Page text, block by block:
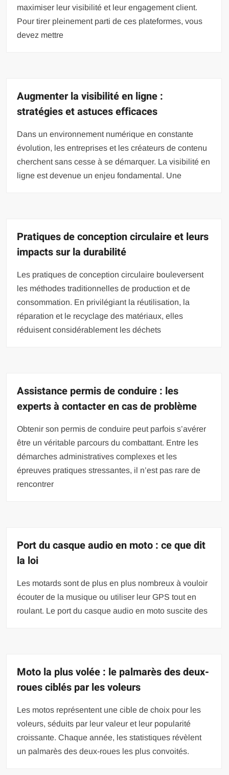
maximiser leur visibilité et leur engagement client.
Pour tirer pleinement parti de ces plateformes, vous
devez mettre
Augmenter la visibilité en ligne :
stratégies et astuces efficaces
Dans un environnement numérique en constante
évolution, les entreprises et les créateurs de contenu
cherchent sans cesse à se démarquer. La visibilité en
ligne est devenue un enjeu fondamental. Une
Pratiques de conception circulaire et leurs
impacts sur la durabilité
Les pratiques de conception circulaire bouleversent
les méthodes traditionnelles de production et de
consommation. En privilégiant la réutilisation, la
réparation et le recyclage des matériaux, elles
réduisent considérablement les déchets
Assistance permis de conduire : les
experts à contacter en cas de problème
Obtenir son permis de conduire peut parfois s’avérer
être un véritable parcours du combattant. Entre les
démarches administratives complexes et les
épreuves pratiques stressantes, il n’est pas rare de
rencontrer
Port du casque audio en moto : ce que dit
la loi
Les motards sont de plus en plus nombreux à vouloir
écouter de la musique ou utiliser leur GPS tout en
roulant. Le port du casque audio en moto suscite des
Moto la plus volée : le palmarès des deux-
roues ciblés par les voleurs
Les motos représentent une cible de choix pour les
voleurs, séduits par leur valeur et leur popularité
croissante. Chaque année, les statistiques révèlent
un palmarès des deux-roues les plus convoités.